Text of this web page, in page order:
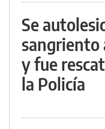
Se
sangriento
y fue
la Policía